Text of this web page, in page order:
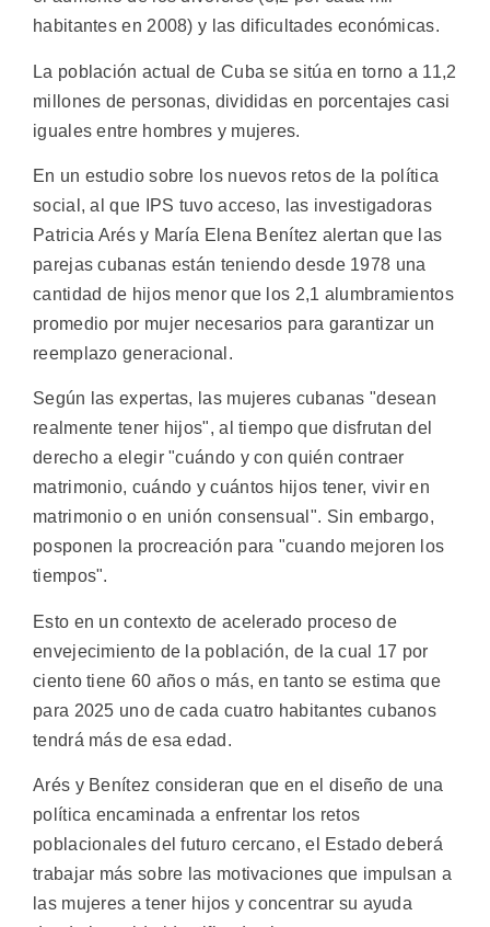
habitantes en 2008) y las dificultades económicas.
La población actual de Cuba se sitúa en torno a 11,2
millones de personas, divididas en porcentajes casi
iguales entre hombres y mujeres.
En un estudio sobre los nuevos retos de la política
social, al que IPS tuvo acceso, las investigadoras
Patricia Arés y María Elena Benítez alertan que las
parejas cubanas están teniendo desde 1978 una
cantidad de hijos menor que los 2,1 alumbramientos
promedio por mujer necesarios para garantizar un
reemplazo generacional.
Según las expertas, las mujeres cubanas "desean
realmente tener hijos", al tiempo que disfrutan del
derecho a elegir "cuándo y con quién contraer
matrimonio, cuándo y cuántos hijos tener, vivir en
matrimonio o en unión consensual". Sin embargo,
posponen la procreación para "cuando mejoren los
tiempos".
Esto en un contexto de acelerado proceso de
envejecimiento de la población, de la cual 17 por
ciento tiene 60 años o más, en tanto se estima que
para 2025 uno de cada cuatro habitantes cubanos
tendrá más de esa edad.
Arés y Benítez consideran que en el diseño de una
política encaminada a enfrentar los retos
poblacionales del futuro cercano, el Estado deberá
trabajar más sobre las motivaciones que impulsan a
las mujeres a tener hijos y concentrar su ayuda